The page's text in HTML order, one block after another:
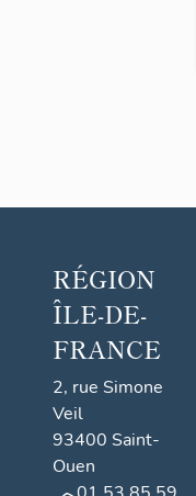
RÉGION
ÎLE-DE-
FRANCE
2, rue Simone
Veil
93400 Saint-
Ouen